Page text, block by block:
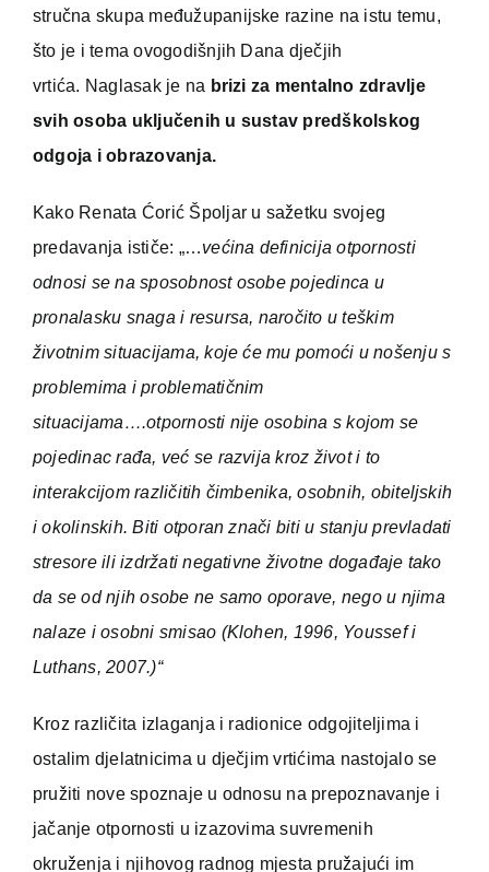
stručna skupa međužupanijske razine na istu temu,
što je i tema ovogodišnjih Dana dječjih
vrtića. Naglasak je na brizi za mentalno zdravlje
svih osoba uključenih u sustav predškolskog
odgoja i obrazovanja.
Kako Renata Ćorić Špoljar u sažetku svojeg
predavanja ističe: „…većina definicija otpornosti
odnosi se na sposobnost osobe pojedinca u
pronalasku snaga i resursa, naročito u teškim
životnim situacijama, koje će mu pomoći u nošenju s
problemima i problematičnim
situacijama….otpornosti nije osobina s kojom se
pojedinac rađa, već se razvija kroz život i to
interakcijom različitih čimbenika, osobnih, obiteljskih
i okolinskih. Biti otporan znači biti u stanju prevladati
stresore ili izdržati negativne životne događaje tako
da se od njih osobe ne samo oporave, nego u njima
nalaze i osobni smisao (Klohen, 1996, Youssef i
Luthans, 2007.)“
Kroz različita izlaganja i radionice odgojiteljima i
ostalim djelatnicima u dječjim vrtićima nastojalo se
pružiti nove spoznaje u odnosu na prepoznavanje i
jačanje otpornosti u izazovima suvremenih
okruženja i njihovog radnog mjesta pružajući im